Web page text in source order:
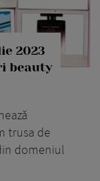
2023
beauty
trusa de
domeniul